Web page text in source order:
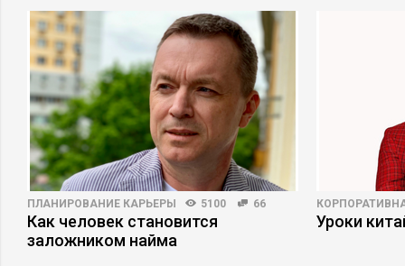
ПЛАНИРОВАНИЕ КАРЬЕРЫ 5100 66
Как человек становится
заложником найма
Уроки